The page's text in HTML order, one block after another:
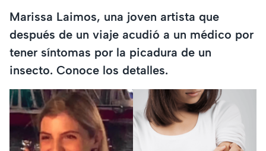
Marissa Laimos, una joven artista que
después de un viaje acudió a un médico por
tener síntomas por la picadura de un
insecto. Conoce los detalles.